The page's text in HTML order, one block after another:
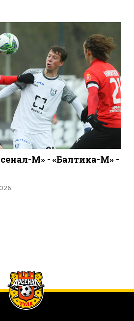
М» - «Балтика-М» -